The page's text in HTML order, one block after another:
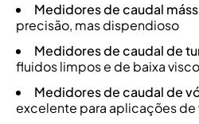
Medidores de caudal
precisão, mas dispendioso
Medidores de caudal de
fluidos limpos e de baixa
Medidores de caudal de
excelente para aplicações de